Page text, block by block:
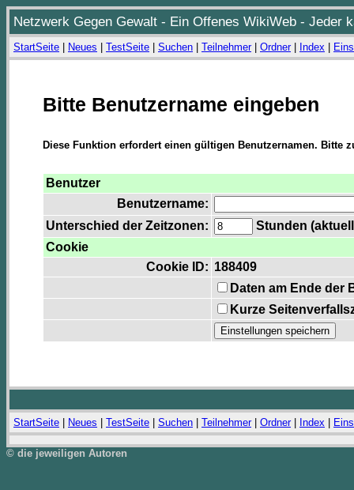
Netzwerk Gegen Gewalt - Ein Offenes WikiWeb - Jeder
StartSeite Neues TestSeite Suchen Teilnehmer| Ordner| Index
Bitte Benutzername eingeben
Diese Funktion erfordert einen gültigen Benutzernamen. Bitte
Benutzer
Benutzername:
Unterschied der Zeitzonen:
Stunden
Cookie
Cookie ID: 188409
Daten am Ende der
Kurze
StartSeite Neues TestSeite Suchen Teilnehmer| Ordner| Index
© die jeweiligen Autoren